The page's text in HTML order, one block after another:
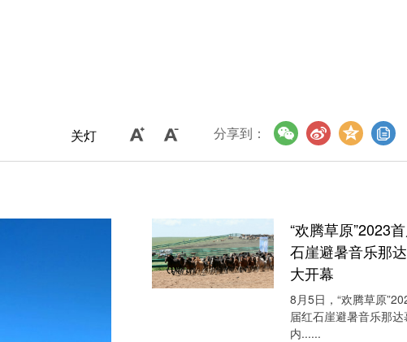
关灯 分享到：
“欢腾草原”2023
石崖避暑音乐那
大开幕
8月5日，“欢腾草原
届红石崖避暑音乐那达
内......